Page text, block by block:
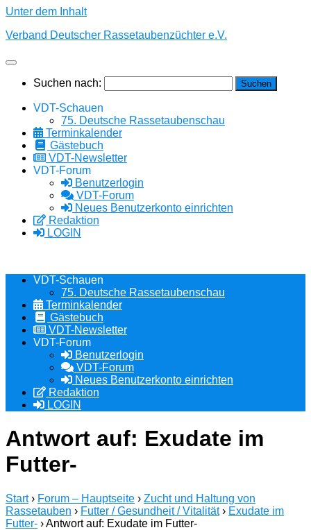
Unter dem Inhalt
Verband Deutscher Rassetaubenzüchter e.V.
Suchen nach:
VDT-Schauen
75. Deutsche Rassetaubenschau
Terminkalender
Gästebuch
VDT-Newsletter
VDT-Forum
Benutzerlogin
VDT-Forum
Neues Benutzerkonto einrichten
Redaktion
LOGIN
VDT-Schauen
75. Deutsche Rassetaubenschau
Terminkalender
Gästebuch
VDT-Newsletter
VDT-Forum
Benutzerlogin
VDT-Forum
Neues Benutzerkonto einrichten
Redaktion
LOGIN
Antwort auf: Exudate im
Futter-
Start › Forum – Hauptseite › Zucht und Haltung von
Rassetauben › Futter / Gesundheit / Vitalität › Exudate im
Futter- ›Antwort auf: Exudate im Futter-